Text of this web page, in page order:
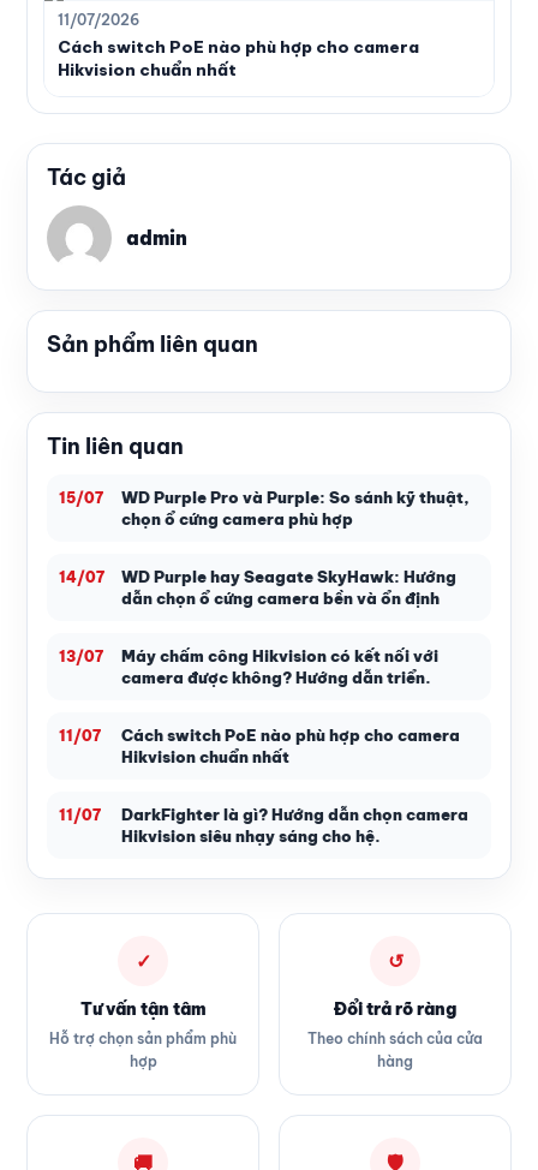
11/07/2026
Cách switch PoE nào phù hợp cho camera
Hikvision chuẩn nhất
Tác giả
admin
Sản phẩm liên quan
Tin liên quan
15/07
WD Purple Pro và Purple: So sánh kỹ thuật,
chọn ổ cứng camera phù hợp
14/07
WD Purple hay Seagate SkyHawk: Hướng
dẫn chọn ổ cứng camera bền và ổn định
13/07
Máy chấm công Hikvision có kết nối với
camera được không? Hướng dẫn triển.
11/07
Cách switch PoE nào phù hợp cho camera
Hikvision chuẩn nhất
11/07
DarkFighter là gì? Hướng dẫn chọn camera
Hikvision siêu nhạy sáng cho hệ.
✓
Tư vấn tận tâm
Hỗ trợ chọn sản phẩm phù
hợp
↺
Đổi trả rõ ràng
Theo chính sách của cửa
hàng
🚚 🛡